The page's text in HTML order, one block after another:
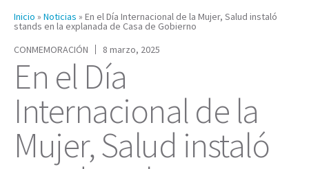
Inicio » Noticias » En el Día Internacional de la Mujer, Salud instaló
stands en la explanada de Casa de Gobierno
CONMEMORACIÓN
8 marzo, 2025
En el Día
Internacional de la
Mujer, Salud instaló